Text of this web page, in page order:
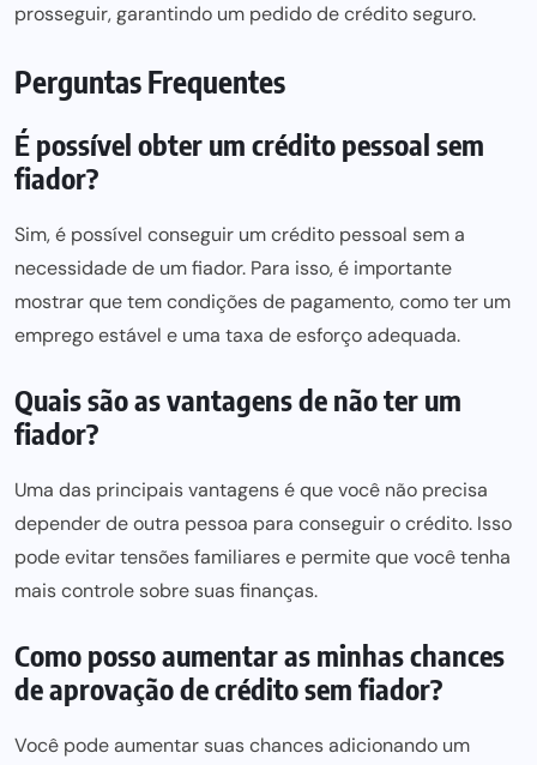
prosseguir,garantindo um pedido de crédito seguro.
Perguntas Frequentes
É possível obter um crédito pessoal sem
fiador?
Sim, é possível conseguir um crédito pessoal sem a
necessidade de um fiador. Para isso, é importante
mostrar que tem condições de pagamento, como ter um
emprego estável e uma taxa de esforço adequada.
Quais são as vantagens de não ter um
fiador?
Uma das principais vantagens é que você não precisa
depender de outra pessoa para conseguir o crédito. Isso
pode evitar tensões familiares e permite que você tenha
mais controle sobre suas finanças.
Como posso aumentar as minhas chances
de aprovação de crédito sem fiador?
Você pode aumentar suas chances adicionando um